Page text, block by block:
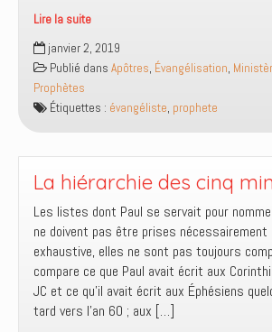
Lire la suite
Distinction
entre
évangéliste
et
prophète
janvier 2, 2019
Publié dans Apôtres, Évangélisation,
Prophètes
Étiquettes : évangéliste, prophete
La hiérarchie des cinq
Les listes dont Paul se servait pour
ne doivent pas être prises nécessairement
exhaustive, elles ne sont pas toujours
compare ce que Paul avait écrit aux
JC et ce qu’il avait écrit aux Éphésiens
tard vers l’an 60 ; aux […]